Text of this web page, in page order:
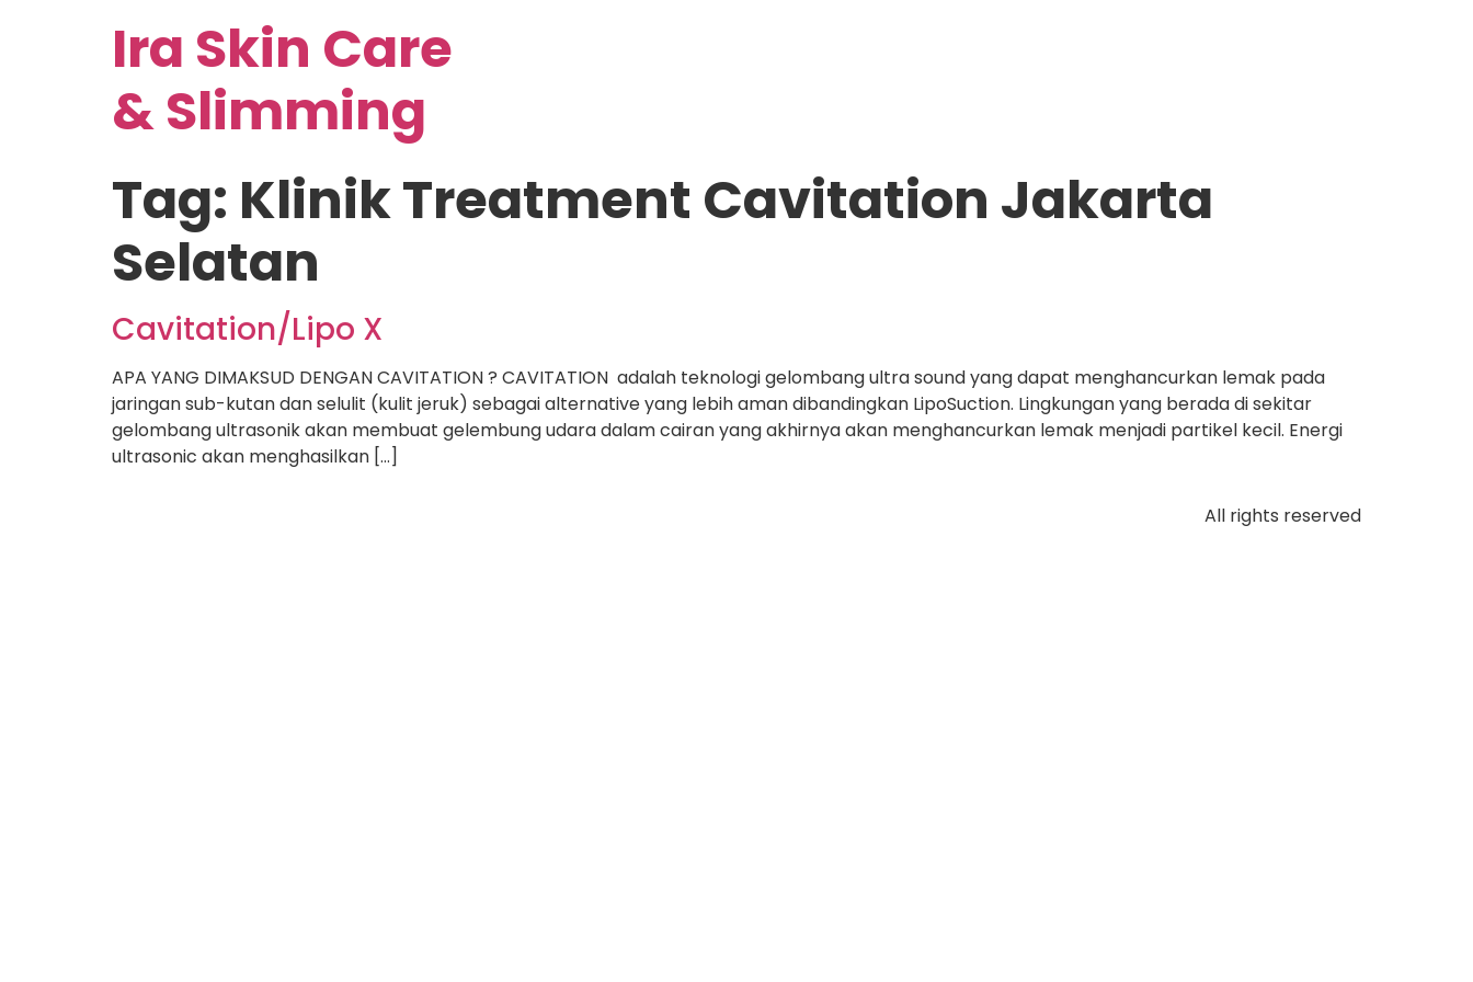
Ira Skin Care
& Slimming
Tag: Klinik Treatment Cavitation Jakarta
Selatan
Cavitation/Lipo X
APA YANG DIMAKSUD DENGAN CAVITATION ? CAVITATION adalah teknologi gelombang ultra sound yang dapat menghancurkan lemak pada
jaringan sub-kutan dan selulit (kulit jeruk) sebagai alternative yang lebih aman dibandingkan LipoSuction. Lingkungan yang berada di sekitar
gelombang ultrasonik akan membuat gelembung udara dalam cairan yang akhirnya akan menghancurkan lemak menjadi partikel kecil. Energi
ultrasonic akan menghasilkan […]
All rights reserved